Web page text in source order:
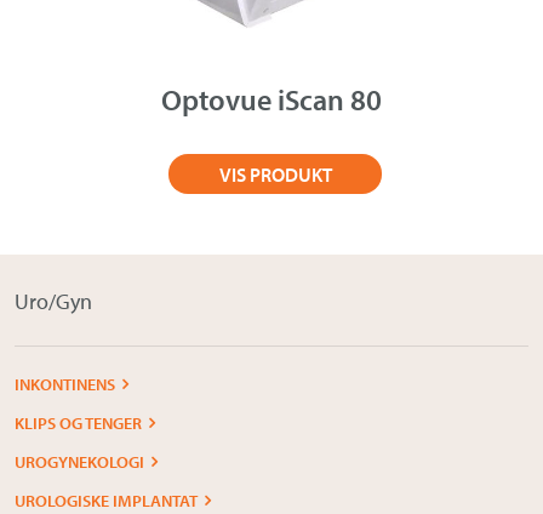
Optovue iScan 80
VIS PRODUKT
Uro/Gyn
INKONTINENS
KLIPS OG TENGER
UROGYNEKOLOGI
UROLOGISKE IMPLANTAT